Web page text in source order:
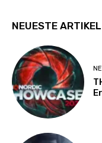
NEUESTE ARTIKEL